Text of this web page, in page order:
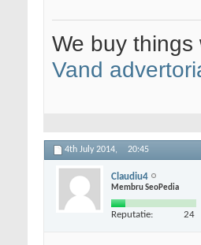
We buy
Vand
4th July 2014, 20:45
Claudiu4
Membru SeoPedia
Reputatie: 24